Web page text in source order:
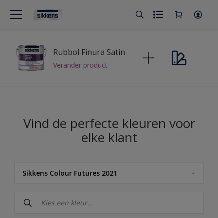
Rubbol Finura Satin
Verander product
Vind de perfecte kleuren voor
elke klant
Sikkens Colour Futures 2021
Sikkens